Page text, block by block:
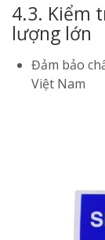
4.3. Kiểm
lượng lớn
Đảm bảo
Việt Nam